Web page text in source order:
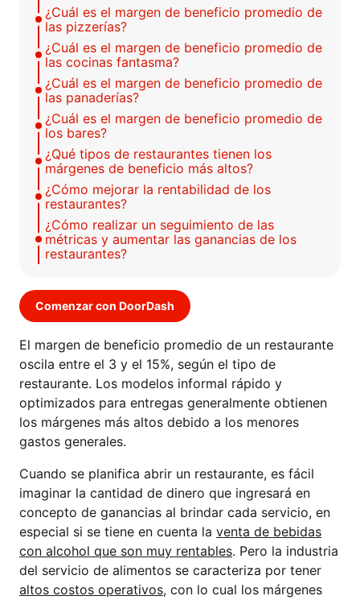
¿Cuál es el margen de beneficio promedio de
las pizzerías?
¿Cuál es el margen de beneficio promedio de
las cocinas fantasma?
¿Cuál es el margen de beneficio promedio de
las panaderías?
¿Cuál es el margen de beneficio promedio de
los bares?
¿Qué tipos de restaurantes tienen los
márgenes de beneficio más altos?
¿Cómo mejorar la rentabilidad de los
restaurantes?
¿Cómo realizar un seguimiento de las
métricas y aumentar las ganancias de los
restaurantes?
Comenzar con DoorDash
El margen de beneficio promedio de un restaurante
oscila entre el 3 y el 15%, según el tipo de
restaurante. Los modelos informal rápido y
optimizados para entregas generalmente obtienen
los márgenes más altos debido a los menores
gastos generales.
Cuando se planifica abrir un restaurante, es fácil
imaginar la cantidad de dinero que ingresará en
concepto de ganancias al brindar cada servicio, en
especial si se tiene en cuenta la venta de bebidas
con alcohol que son muy rentables. Pero la industria
del servicio de alimentos se caracteriza por tener
altos costos operativos, con lo cual los márgenes